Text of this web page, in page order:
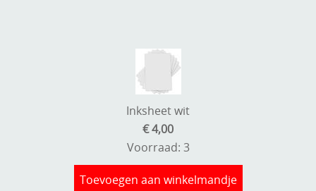
Inksheet wit
€ 4,00
Voorraad: 3
Toevoegen aan winkelmandje